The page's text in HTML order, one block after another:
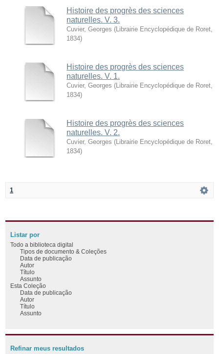
Histoire des progrès des sciences
naturelles. V. 3.
Cuvier, Georges ( Librairie Encyclopédique de Roret
1834)
Histoire des progrès des sciences
naturelles. V. 1.
Cuvier, Georges ( Librairie Encyclopédique de Roret
1834)
Histoire des progrès des sciences
naturelles. V. 2.
Cuvier, Georges ( Librairie Encyclopédique de Roret
1834)
1
Listar por
Todo a biblioteca digital
Tipos de documento & Coleções
Data de publicação
Autor
Título
Assunto
Esta Coleção
Data de publicação
Autor
Título
Assunto
Refinar meus resultados